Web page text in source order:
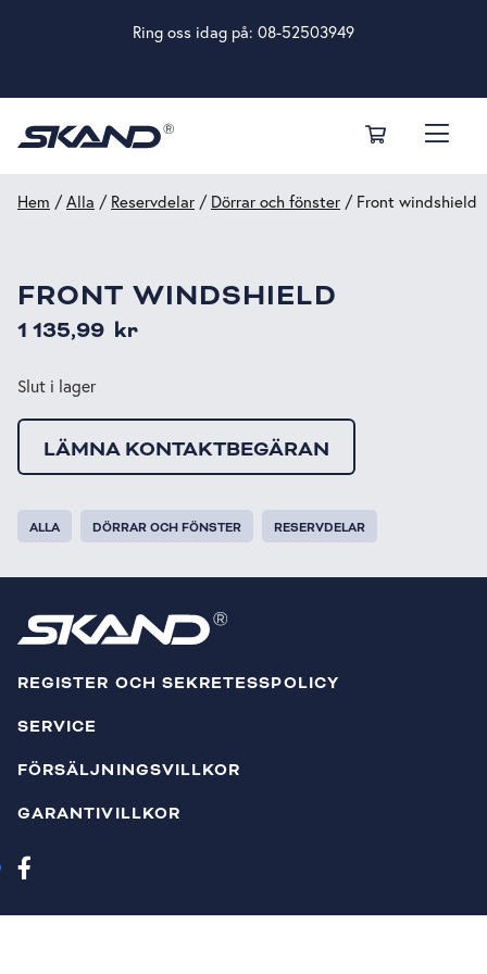
Ring oss idag på: 08-52503949
Hem /Alla / Reservdelar / Dörrar och fönster / Front windshield
FRONT WINDSHIELD
1 135,99 kr
Slut i lager
LÄMNA KONTAKTBEGÄRAN
ALLA DÖRRAR OCH FÖNSTER RESERVDELAR
REGISTER OCH SEKRETESSPOLICY
SERVICE
FÖRSÄLJNINGSVILLKOR
GARANTIVILLKOR